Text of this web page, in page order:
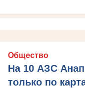
Общество
На 10 АЗС
только по